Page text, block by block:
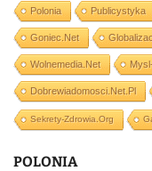
Polonia Publicystyka
Goniec.net
Wolnemedia.net
Dobrewiadomosci.net.pl
Sekrety-Zdrowia.org
POLONIA